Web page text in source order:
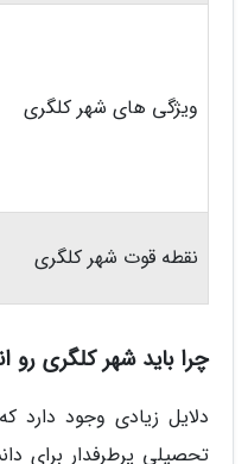
ویژگی های شهر کلگری
نقطه قوت شهر کلگری
چرا باید شهر کلگری رو
دلایل زیادی وجود دارد
تحصیلی پرطرفدار برای